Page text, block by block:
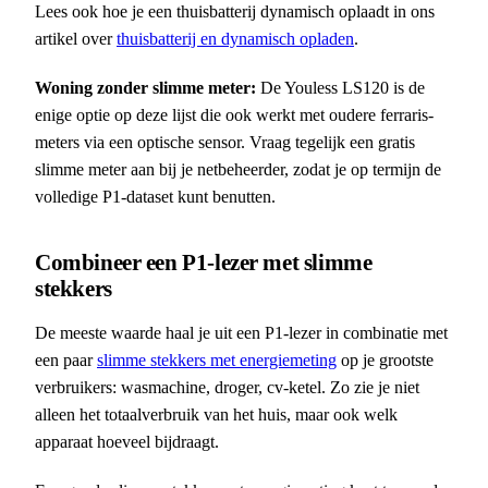
Lees ook hoe je een thuisbatterij dynamisch oplaadt in ons
artikel overthuisbatterij en dynamisch opladen.
Woning zonder slimme meter: De Youless LS120 is de
enige optie op deze lijst die ook werkt met oudere ferraris-
meters via een optische sensor. Vraag tegelijk een gratis
slimme meter aan bij je netbeheerder, zodat je op termijn de
volledige P1-dataset kunt benutten.
Combineer een P1-lezer met slimme
stekkers
De meeste waarde haal je uit een P1-lezer in combinatie met
een paarslimme stekkers met energiemeting op je grootste
verbruikers: wasmachine, droger, cv-ketel. Zo zie je niet
alleen het totaalverbruik van het huis, maar ook welk
apparaat hoeveel bijdraagt.